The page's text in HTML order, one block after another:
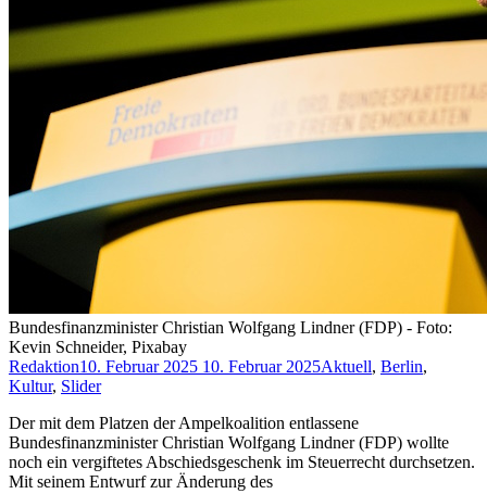
Bundesfinanzminister Christian Wolfgang Lindner (FDP) - Foto:
Kevin Schneider, Pixabay
Redaktion10. Februar 2025 10. Februar 2025Aktuell, Berlin,
Kultur, Slider
Der mit dem Platzen der Ampelkoalition entlassene
Bundesfinanzminister Christian Wolfgang Lindner (FDP) wollte
noch ein vergiftetes Abschiedsgeschenk im Steuerrecht durchsetzen.
Mit seinem Entwurf zur Änderung des